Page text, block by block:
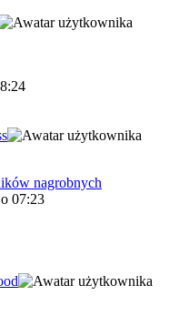
nagrobnych
07:23